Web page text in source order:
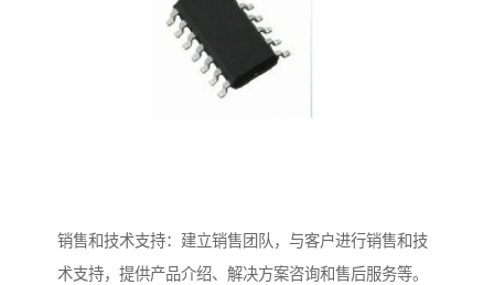
销售和技术支持：建立销售团队，与客户进行销售和技
术支持，提供产品介绍、解决方案咨询和售后服务等。